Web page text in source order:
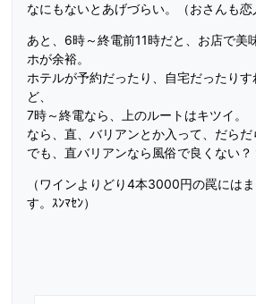
なにもないとあげづらい。（おさんも恋
あと、6時～終電前11時だと、お店で美
ホが余裕。
ホテルが予約だったり、自宅だったり
ど、
7時～終電なら、上のルートはキツイ。
なら、直、バリアンとか入って、だらだ
でも、直バリアンなら風俗で良くない？
（ワインよりどり4本3000円の罠には
す。ｽﾝﾏｾﾝ）